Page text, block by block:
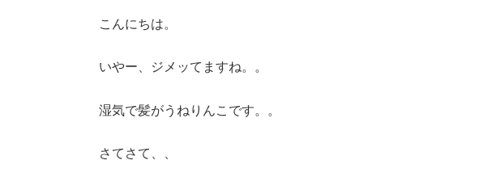
こんにちは。
いやー、ジメッてますね。。
湿気で髪がうねりんこです。。
さてさて、、